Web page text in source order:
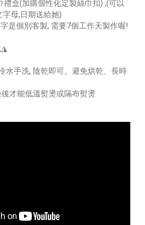
禮盒(加購個性化定製絲巾扣) ,(可以
母,日期送給她)
是個別客製, 需要7個工作天製作喔!
◮
水手洗, 陰乾即可。避免烘乾、長時
才能低溫熨燙或隔布熨燙